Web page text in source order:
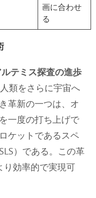
画に合わせ
る
ルテミス探査の進歩
人類をさらに宇宙へ
革新の一つは、オ
一度の打ち上げで
ケットであるスペ
）である。この革
効率的で実現可